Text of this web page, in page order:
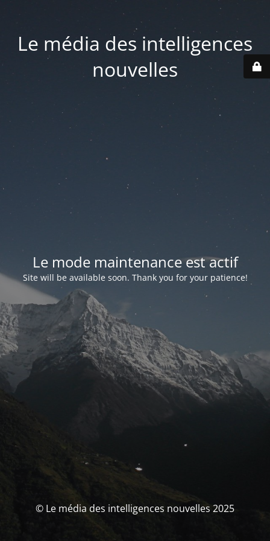
Le média des intelligences
nouvelles
Le mode maintenance est actif
Site will be available soon. Thank you for your patience!
© Le média des intelligences nouvelles 2025